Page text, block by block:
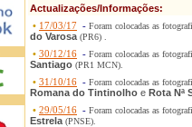
Actualizações/Informações:
• 17/03/17 - Foram colocadas as
do Varosa (PR6) .
• 30/12/16 - Foram colocadas as
Santiago (PR1 MCN).
• 31/10/16 - Foram colocadas as
Romana do Tintinolho e Rota Nª
• 29/05/16 - Foram colocadas as
Estrela (PNSE).